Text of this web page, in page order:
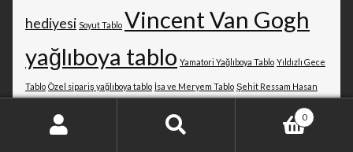
hediyesi Soyut Tablo Vincent Van Gogh
yağlıboya tablo Yamatori Yağlıboya Tablo Yıldızlı Gece
Tablo Özel sipariş yağlıboya tablo İsa ve Meryem Tablo Şehit Ressam Hasan
0